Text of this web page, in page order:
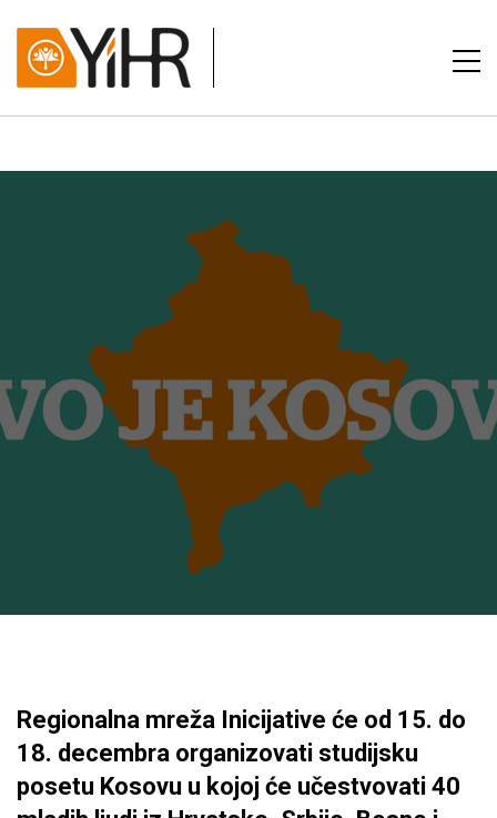
Regionalna mreža Inicijative će od 15. do
18. decembra organizovati studijsku
posetu Kosovu u kojoj će učestvovati 40